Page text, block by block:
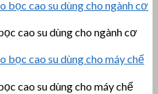
cao su dùng cho ngành cơ
cao su dùng cho máy chế